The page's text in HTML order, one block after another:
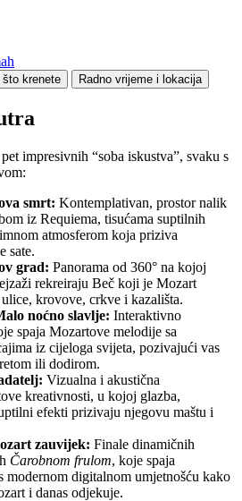
krenete Radno vrijeme i lokacija
impresivnih “soba iskustva”, svaku s
smrt: Kontemplativan, prostor nalik
iz Requiema, tisućama suptilnih
atmosferom koja priziva
sate.
grad: Panorama od 360° na kojoj
rekreiraju Beč koji je Mozart
krovove, crkve i kazališta.
noćno slavlje: Interaktivno
spaja Mozartove melodije sa
iz cijeloga svijeta, pozivajući vas
ili dodirom.
Vizualna i akustična
kreativnosti, u kojoj glazba,
efekti prizivaju njegovu maštu i
zauvijek: Finale dinamičnih
Čarobnom frulom, koje spaja
modernom digitalnom umjetnošću kako
i danas odjekuje.